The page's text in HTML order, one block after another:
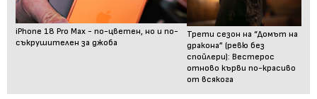
iPhone 18 Pro Max - по-цветен, но и по-
съкрушителен за джоба
Трети сезон на “Домът на
дракона” (ревю без
спойлери): Вестерос
отново кърви по-красиво
от всякога